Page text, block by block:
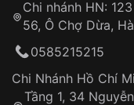
Từ khóa SEO:
Đảm bảo
Đồng hành
trình sử dụng
Chi nhánh HN:
56, Ô Chợ Dừa,
0585215215
Chi Nhánh Hồ Chí
Tầng 1, 34